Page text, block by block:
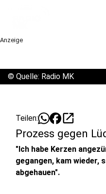
Anzeige
© Quelle: Radio MK
Teilen: open_in_new
Prozess gegen
"Ich habe Kerzen
gegangen, kam wieder,
abgehauen".